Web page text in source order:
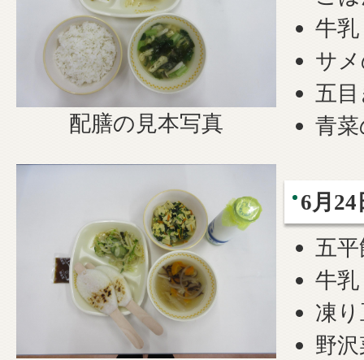
配膳の見本写真
牛乳
サ
五
青
6月
五
牛乳
凍
野